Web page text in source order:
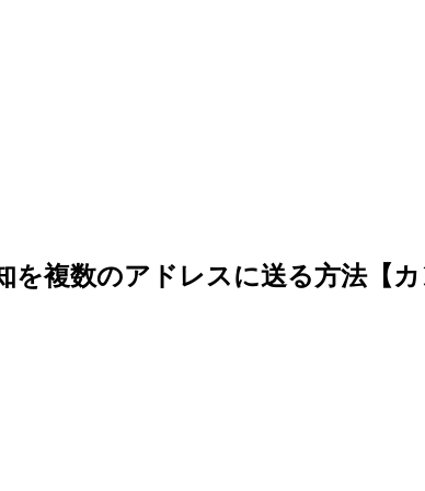
を複数のアドレスに送る方法【カ